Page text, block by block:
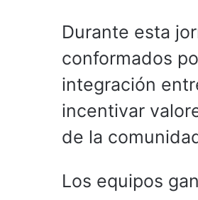
Durante esta
conformados
integración
incentivar
de la
Los equipos